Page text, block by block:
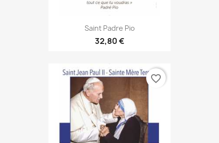
Saint Padre Pio
32,80 €
favorite_border